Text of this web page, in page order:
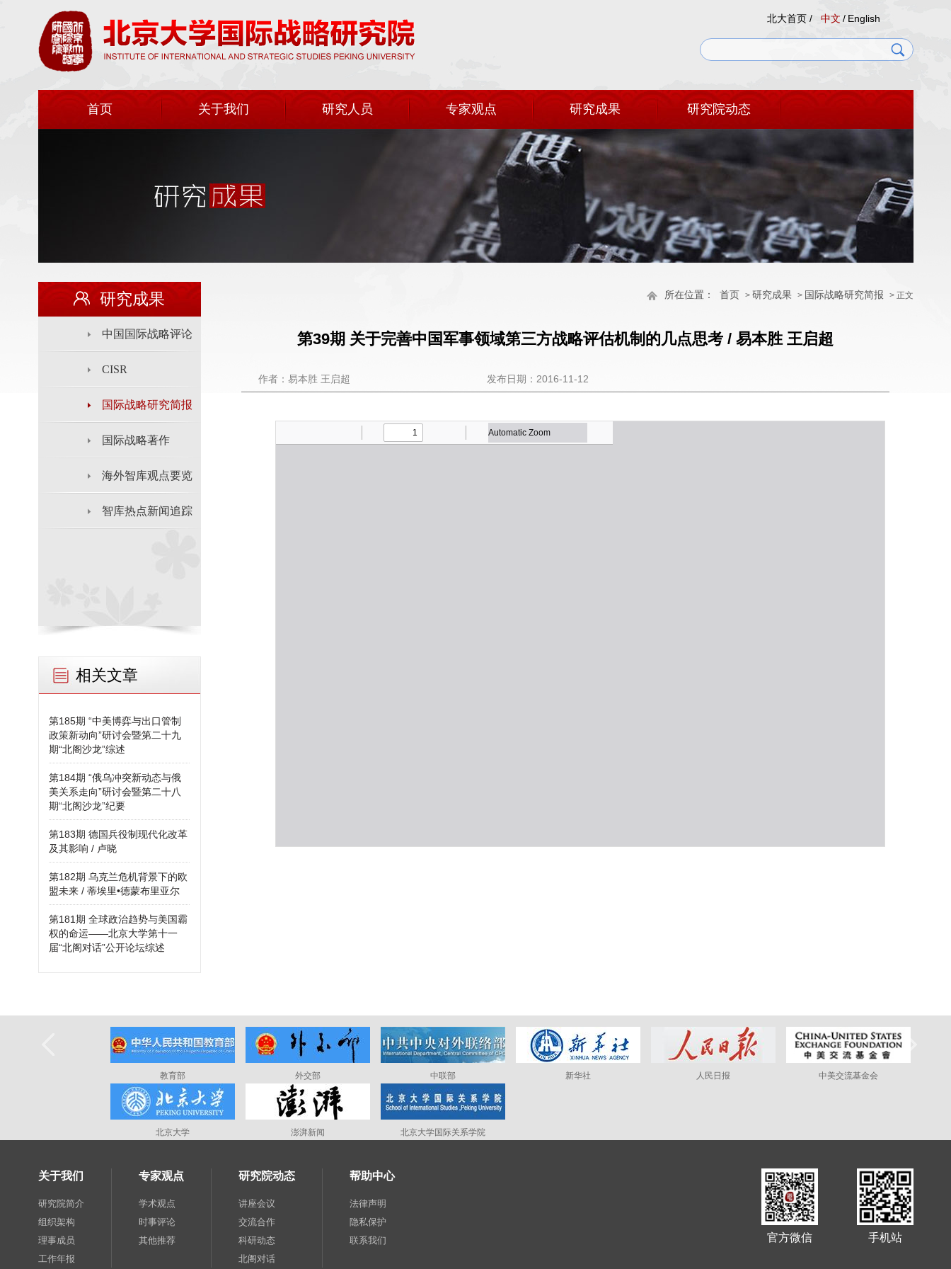
北大首页 / 中文 / English
首页 关于我们 研究人员 专家观点 研究成果 研究院动态
所在位置： 首页 > 研究成果 > 国际战略研究简报 > 正文
研究成果
中国国际战略评论
CISR
国际战略研究简报
国际战略著作
海外智库观点要览
智库热点新闻追踪
相关文章
第185期 “中美博弈与出口管制
政策新动向”研讨会暨第二十九
期“北阁沙龙”综述
第184期 “俄乌冲突新动态与俄
美关系走向”研讨会暨第二十八
期“北阁沙龙”纪要
第183期 德国兵役制现代化改革
及其影响 / 卢晓
第182期 乌克兰危机背景下的欧
盟未来 / 蒂埃里•德蒙布里亚尔
第181期 全球政治趋势与美国霸
权的命运——北京大学第十一
届“北阁对话”公开论坛综述
第39期 关于完善中国军事领域第三方战略评估机制的几点思考 / 易本胜 王启超
作者：易本胜 王启超 发布日期：2016-11-12
教育部 外交部 中联部 新华社 人民日报 中美交流基金会
北京大学 澎湃新闻 北京大学国际关系学院
关于我们
研究院简介
组织架构
理事成员
工作年报
专家观点
学术观点
时事评论
其他推荐
研究院动态
讲座会议
交流合作
科研动态
北阁对话
帮助中心
法律声明
隐私保护
联系我们
官方微信 手机站